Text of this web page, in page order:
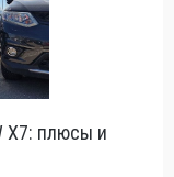
X7: плюсы и